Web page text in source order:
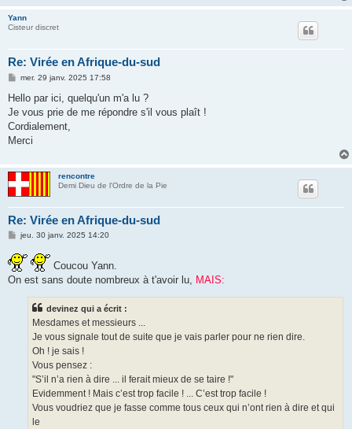
Yann
Cisteur discret
Re: Virée en Afrique-du-sud
M
s
a
g
mer. 29 janv. 2025 17:58
Hello par ici, quelqu'un m'a lu ?
Je vous prie de me répondre s'il vous plaît !
Cordialement,
Merci
rencontre
Demi Dieu de l'Ordre de la Pie
Re: Virée en Afrique-du-sud
M
s
s
a
g
jeu. 30 janv. 2025 14:20
Coucou Yann.
On est sans doute nombreux à t'avoir lu, MAIS:
devinez qui a écrit :
Mesdames et messieurs ...
Je vous signale tout de suite que je vais parler pour ne rien dire.
Oh ! je sais !
Vous pensez :
"S’il n’a rien à dire ... il ferait mieux de se taire !"
Evidemment ! Mais c’est trop facile ! ... C’est trop facile !
Vous voudriez que je fasse comme tous ceux qui n’ont rien à dire et qui
le